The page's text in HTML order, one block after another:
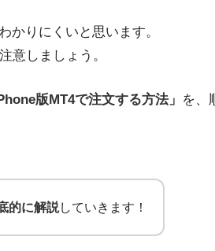
かりにくいと思います。
意しましょう。
版MT4で注文する方法」 を、
的に解説していきます！